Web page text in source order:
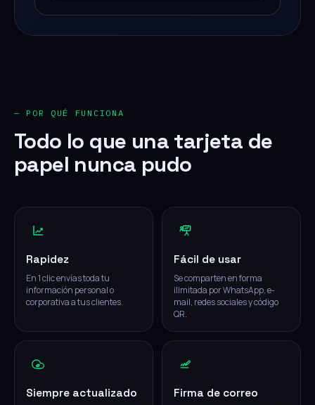
— POR QUÉ FUNCIONA
Todo lo que una tarjeta de
papel nunca pudo
Rapidez
En 1 clic envías toda tu
información personal o
corporativa a tus clientes.
Fácil de usar
Se comparten en forma
ilimitada por WhatsApp, e-
mail, redes sociales y código
QR.
Siempre actualizado Firma de correo